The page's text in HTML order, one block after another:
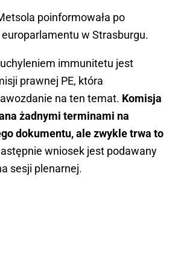
poinformowała po
w Strasburgu.
immunitetu jest
prawnej PE, która
na ten temat. Komisja
żadnymi terminami na
dokumentu, ale zwykle trwa to
wniosek jest podawany
sesji plenarnej.